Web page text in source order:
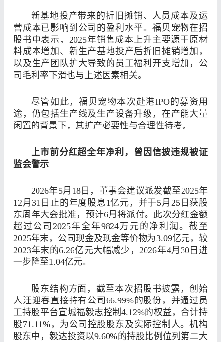
新基地投产带来的折旧摊销、人员成本及运
营成本已影响到公司的盈利水平。福贝宠物在招
股书中表示，2025年销售成本上升主要源于原材
料成本增加、新生产基地投产后折旧摊销增加，
以及生产团队扩大导致的员工福利开支增加，公
司毛利率下滑也与上述因素相关。
尽管如此，福贝宠物本次赴港IPO的募资用
途，仍包括生产线及生产设备升级，在产能大量
闲置的背景下，其扩产必要性与合理性待考。
上市前分红超全年净利 ，
曾因信披违规被证
监会警示
2026年5月18日，董事会建议派发截至2025年
12月31日止的年度股息1亿元，并于5月25日获股
东周年大会批准，预计6月将派付。此次分红金额
超过公司2025年全年9824万元的净利润。截至
2025年末，公司现金及现金等价物为3.09亿元，较
2023年末的6.26亿元大幅减少，2026年4月30日进
一步降至1.04亿元。
股东结构方面，截至本次招股书披露，创始
人汪迎春直接持有公司66.99%的股份，并通过员
工持股平台宣城福毅志控制4.12%的权益，合计持
股71.11%，为公司控股股东及实际控制人。机构
股东中，毅达投资以9.60%的持股比例位列第二大